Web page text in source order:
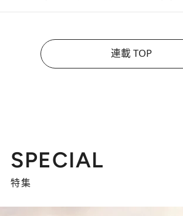
連載 TOP
SPECIAL
特集